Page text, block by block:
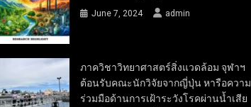
June 7, 2024 admin
ภาควิชาวิทยาศาสตร์สิ่งแวดล้อม จุฬาฯ
ต้อนรับคณะนักวิจัยจากญี่ปุ่น หารือความ
ร่วมมือด้านการเฝ้าระวังโรคผ่านน้ำเสีย